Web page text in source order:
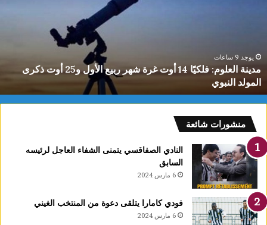
ربيع
الأول
و25
أوت
ذكرى
المولد
النبوي
يوجد 9 ساعات
مدينة العلوم: فلكيًا 14 أوت غرة شهر ربيع الأول و25 أوت ذكرى
المولد النبوي
منشورات شائعة
النادي الصفاقسي يتمنى الشفاء العاجل لرئيسه
السابق
6 مارس 2024
فودي كامارا يتلقى دعوة من المنتخب الغيني
6 مارس 2024